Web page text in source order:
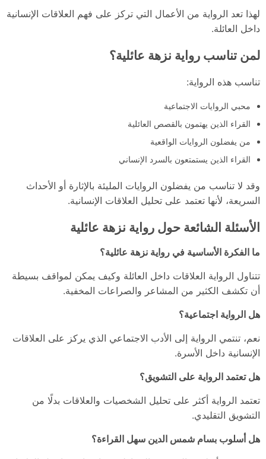
لهذا تعد الرواية من الأعمال التي تركز على فهم العلاقات الإنسانية
داخل العائلة.
لمن تناسب رواية نزهة عائلية؟
تناسب هذه الرواية:
محبي الروايات الاجتماعية
القراء الذين يهتمون بالقصص العائلية
من يفضلون الروايات الواقعية
القراء الذين يستمتعون بالسرد الإنساني
وقد لا تناسب من يفضلون الروايات المليئة بالإثارة أو الأحداث
السريعة، لأنها تعتمد على تحليل العلاقات الإنسانية.
الأسئلة الشائعة حول رواية نزهة عائلية
ما الفكرة الأساسية في رواية نزهة عائلية؟
تتناول الرواية العلاقات داخل العائلة وكيف يمكن لمواقف بسيطة
أن تكشف الكثير من المشاعر والصراعات المخفية.
هل الرواية اجتماعية؟
نعم، تنتمي الرواية إلى الأدب الاجتماعي الذي يركز على العلاقات
الإنسانية داخل الأسرة.
هل تعتمد الرواية على التشويق؟
تعتمد الرواية أكثر على تحليل الشخصيات والعلاقات بدلًا من
التشويق التقليدي.
هل أسلوب بسام شمس الدين سهل القراءة؟